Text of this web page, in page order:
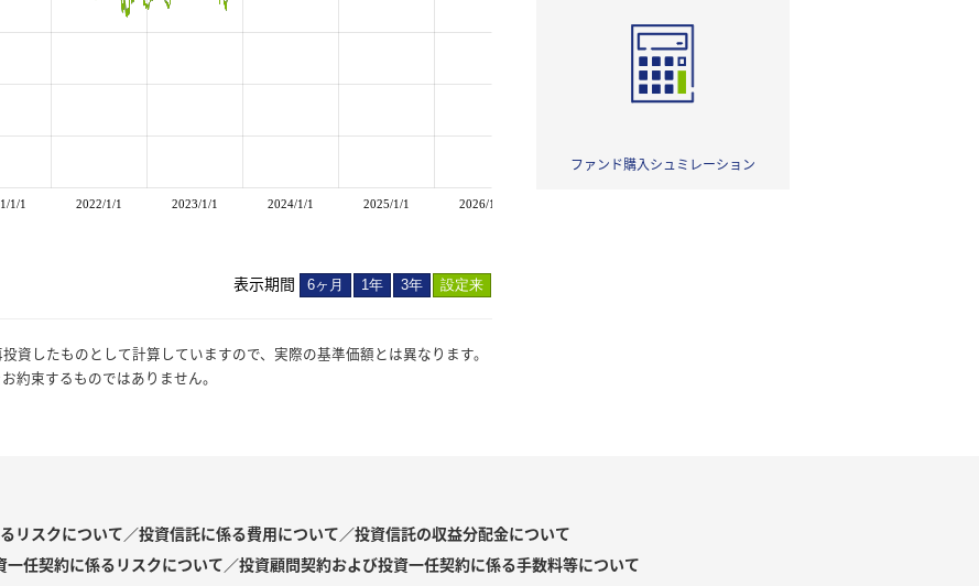
1/1 2022/1/1 2023/1/1 2024/1/1 2025/1/1 2026/1/1
表示期間
したものとして計算していますので、実際の基準価額とは異なります。
約束するものではありません。
ファンド購入シュミレーション
リスクについて／投資信託に係る費用について／投資信託の収益分配金について
任契約に係るリスクについて／投資顧問契約および投資一任契約に係る手数料等について